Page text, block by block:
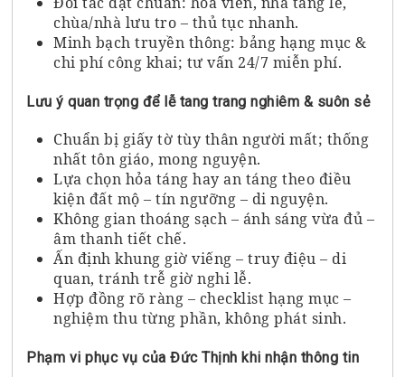
chùa/nhà lưu tro – thủ tục nhanh.
Minh bạch truyền thông: bảng hạng mục &
chi phí công khai; tư vấn 24/7 miễn phí.
Lưu ý quan trọng để lễ tang trang nghiêm & suôn sẻ
Chuẩn bị giấy tờ tùy thân người mất; thống
nhất tôn giáo, mong nguyện.
Lựa chọn hỏa táng hay an táng theo điều
kiện đất mộ – tín ngưỡng – di nguyện.
Không gian thoáng sạch – ánh sáng vừa đủ –
âm thanh tiết chế.
Ấn định khung giờ viếng – truy điệu – di
quan, tránh trễ giờ nghi lễ.
Hợp đồng rõ ràng – checklist hạng mục –
nghiệm thu từng phần, không phát sinh.
Phạm vi phục vụ của Đức Thịnh khi nhận thông tin